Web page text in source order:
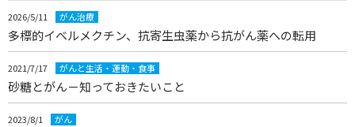
2026/5/11 がん治療
多標的イベルメクチン、抗寄生虫薬から抗がん薬への転用
2021/7/17 がんと生活・運動・食事
砂糖とがん－知っておきたいこと
2023/8/1 がん